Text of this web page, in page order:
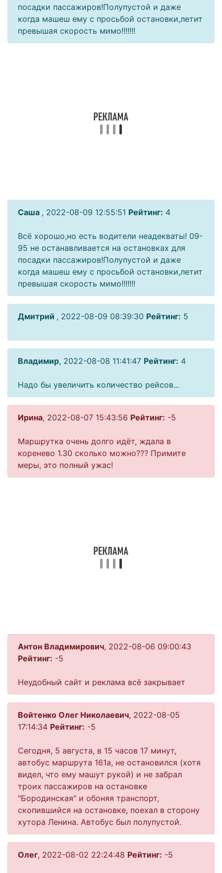
посадки пассажиров!Полупустой и даже
когда машеш ему с просьбой остановки,летит
превышая скорость мимо!!!!!!!
Саша , 2022-08-09 12:55:51 Рейтинг: 4
Всё хорошо,но есть водители неадекваты! 09-
95 не останавливается на остановках для
посадки пассажиров!Полупустой и даже
когда машеш ему с просьбой остановки,летит
превышая скорость мимо!!!!!!!
Дмитрий , 2022-08-09 08:39:30 Рейтинг: 5
Владимир, 2022-08-08 11:41:47 Рейтинг: 4
Надо бы увеличить количество рейсов...
Ирина, 2022-08-07 15:43:56 Рейтинг: -5
Маршрутка очень долго идёт, ждала в
коренево 1.30 сколько можно??? Примите
меры, это полный ужас!
Антон Владимирович, 2022-08-06 09:00:43
Рейтинг: -5
Неудобный сайт и реклама всё закрывает
Войтенко Олег Николаевич, 2022-08-05
17:14:34 Рейтинг: -5
Сегодня, 5 августа, в 15 часов 17 минут,
автобус маршрута 161а, не остановился (хотя
видел, что ему машут рукой) и не забрал
троих пассажиров на остановке
"Бородинская" и обоняя транспорт,
скопившийся на остановке, поехал в сторону
хутора Ленина. Автобус был полупустой.
Олег, 2022-08-02 22:24:48 Рейтинг: -5